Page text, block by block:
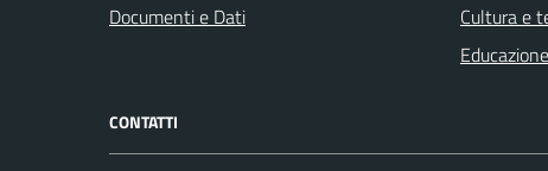
Documenti e Dati
Cultura e
CONTATTI